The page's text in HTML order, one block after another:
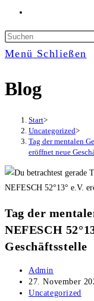
Suche
umschalten
Menü Schließen
Blog
Start>
Uncategorized>
Tag der mentalen
eröffnet neue
Tag der
NEFESCH
Geschäftsstelle
Beitrags-
Autor:
Admin
Beitrag
veröffentlicht:
27. November
Beitrags-
Uncategorized